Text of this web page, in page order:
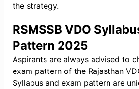
the strategy.
RSMSSB VDO
Pattern 2025
Aspirants are always advised to
exam pattern of the Rajasthan
Syllabus and exam pattern are